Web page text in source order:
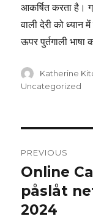
आकर्षित करता है।
वाली देरी को
ऊपर पुर्तगाली
Author
Katherine
Uncategorized
PREVIOUS
Previous
post:
Online
påslåt
2024